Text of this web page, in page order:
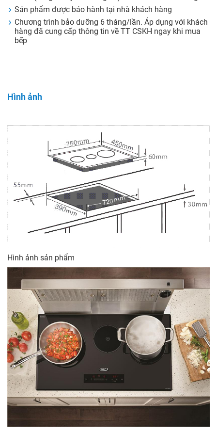
Sản phẩm được bảo hành tại nhà khách hàng
Chương trình bảo dưỡng 6 tháng/lần. Áp dụng với khách
hàng đã cung cấp thông tin về TT CSKH ngay khi mua
bếp
Hình ảnh
Hình ảnh sản phẩm